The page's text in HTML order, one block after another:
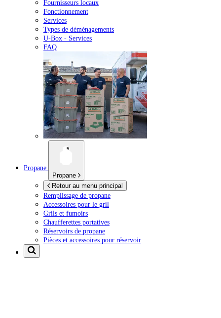
Fournisseurs locaux
Fonctionnement
Services
Types de déménagements
U-Box - Services
FAQ
Propane
Propane
Retour au menu principal
Remplissage de propane
Accessoires pour le gril
Grils et fumoirs
Chaufferettes portatives
Réservoirs de propane
Pièces et accessoires pour réservoir